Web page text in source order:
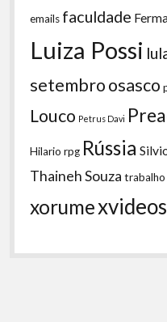
emails faculdade
Luiza Possi
setembroosasco
Louco Petrus Davi
Hilario rpg Rússia
Thaineh Souza trabalho
xorumexvideos